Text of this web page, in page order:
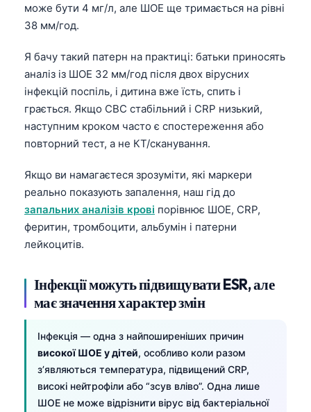
може бути 4 мг/л, але ШОЕ ще тримається на рівні
38 мм/год.
Я бачу такий патерн на практиці: батьки приносять
аналіз із ШОЕ 32 мм/год після двох вірусних
інфекцій поспіль, і дитина вже їсть, спить і
грається. Якщо CBC стабільний і CRP низький,
наступним кроком часто є спостереження або
повторний тест, а не КТ/сканування.
Якщо ви намагаєтеся зрозуміти, які маркери
реально показують запалення, наш гід до
запальних аналізів крові порівнює ШОЕ, CRP,
феритин, тромбоцити, альбумін і патерни
лейкоцитів.
Інфекції можуть підвищувати ESR, але
має значення характер змін
Інфекція — одна з найпоширеніших причин
високої ШОЕ у дітей, особливо коли разом
з’являються температура, підвищений CRP,
високі нейтрофіли або “зсув вліво”. Одна лише
ШОЕ не може відрізнити вірус від бактеріальної